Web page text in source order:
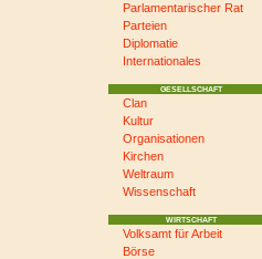
Parlamentarischer Rat
Parteien
Diplomatie
Internationales
GESELLSCHAFT
Clan
Kultur
Organisationen
Kirchen
Weltraum
Wissenschaft
WIRTSCHAFT
Volksamt für Arbeit
Börse